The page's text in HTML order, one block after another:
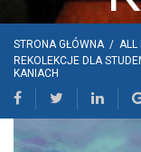
STRONA GŁÓWNA / ALL
REKOLEKCJE DLA
KANIACH